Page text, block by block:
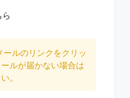
ルのリンクをクリッ
ルが届かない場合は
。